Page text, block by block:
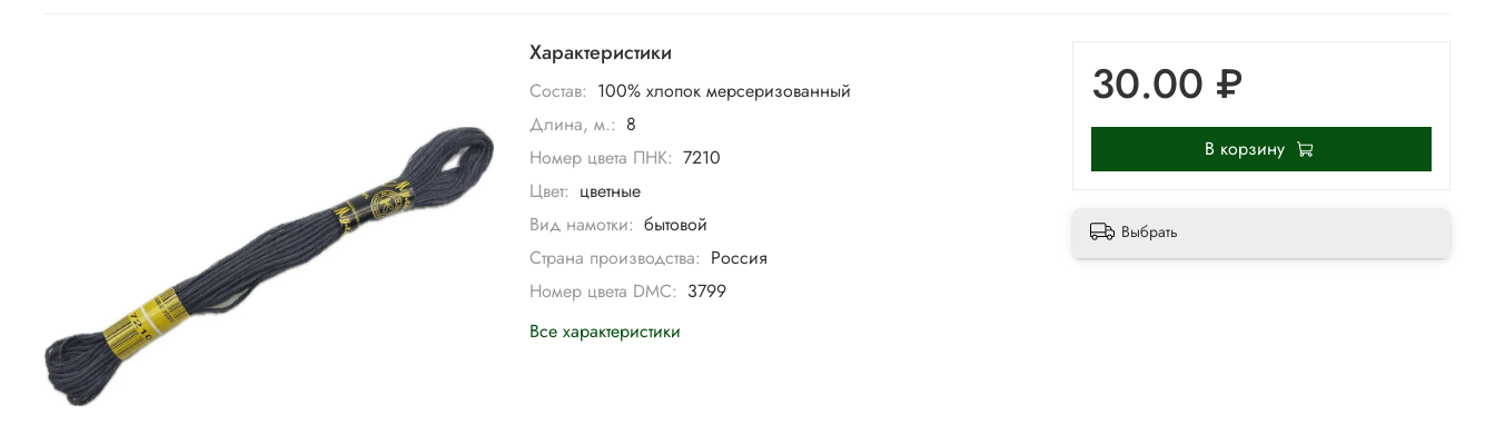
Характеристики
Состав: 100% хлопок мерсеризованный
Длина, м.: 8
Номер цвета ПНК: 7210
Цвет: цветные
Вид намотки: бытовой
Страна производства: Россия
Номер цвета DMC: 3799
Все характеристики
30.00 ₽
В корзину
Выбрать